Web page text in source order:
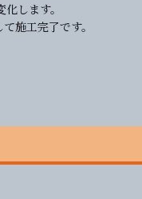
します。
施工完了です。